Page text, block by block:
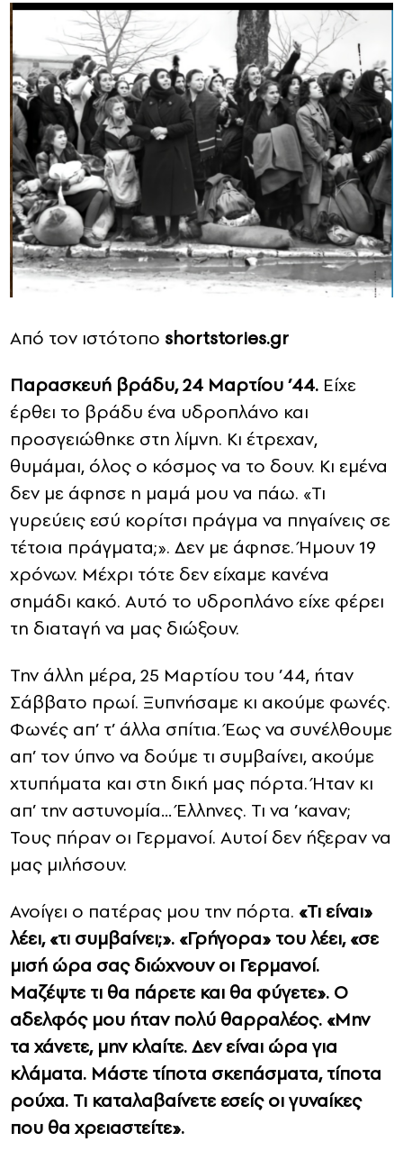
Από τον ιστότοπο shortstories.gr
Παρασκευή βράδυ, 24 Μαρτίου ’44. Είχε
έρθει το βράδυ ένα υδροπλάνο και
προσγειώθηκε στη λίμνη. Κι έτρεχαν,
θυμάμαι, όλος ο κόσμος να το δουν. Κι εμένα
δεν με άφησε η μαμά μου να πάω. «Τι
γυρεύεις εσύ κορίτσι πράγμα να πηγαίνεις σε
τέτοια πράγματα;». Δεν με άφησε. Ήμουν 19
χρόνων. Μέχρι τότε δεν είχαμε κανένα
σημάδι κακό. Αυτό το υδροπλάνο είχε φέρει
τη διαταγή να μας διώξουν.
Την άλλη μέρα, 25 Μαρτίου του ’44, ήταν
Σάββατο πρωί. Ξυπνήσαμε κι ακούμε φωνές.
Φωνές απ’ τ’ άλλα σπίτια. Έως να συνέλθουμε
απ’ τον ύπνο να δούμε τι συμβαίνει, ακούμε
χτυπήματα και στη δική μας πόρτα. Ήταν κι
απ’ την αστυνομία… Έλληνες. Τι να ’καναν;
Τους πήραν οι Γερμανοί. Αυτοί δεν ήξεραν να
μας μιλήσουν.
Ανοίγει ο πατέρας μου την πόρτα. «Τι είναι»
λέει, «τι συμβαίνει;». «Γρήγορα» του λέει, «σε
μισή ώρα σας διώχνουν οι Γερμανοί.
Μαζέψτε τι θα πάρετε και θα φύγετε». Ο
αδελφός μου ήταν πολύ θαρραλέος. «Μην
τα χάνετε, μην κλαίτε. Δεν είναι ώρα για
κλάματα. Μάστε τίποτα σκεπάσματα, τίποτα
ρούχα. Τι καταλαβαίνετε εσείς οι γυναίκες
που θα χρειαστείτε».